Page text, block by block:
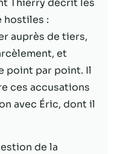
hostiles :
auprès de tiers,
et
point par point. Il
ces accusations
avec Éric, dont il
de la
fonctionne
aussi bien que
possible lors
de votre visite.
Si vous refusez
ces cookies,
certaines
fonctionnalités
disparaîtront